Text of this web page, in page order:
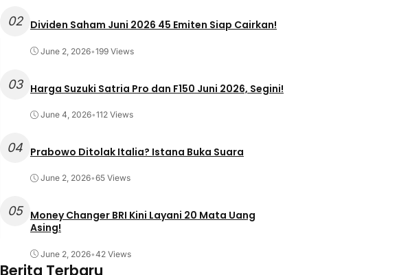
02 Dividen Saham Juni 2026 45 Emiten Siap Cairkan!
June 2, 2026•199 Views
03 Harga Suzuki Satria Pro dan F150 Juni 2026, Segini!
June 4, 2026•112 Views
04 Prabowo Ditolak Italia? Istana Buka Suara
June 2, 2026•65 Views
05
Money Changer BRI Kini Layani 20 Mata Uang
Asing!
June 2, 2026•42 Views
Berita Terbaru